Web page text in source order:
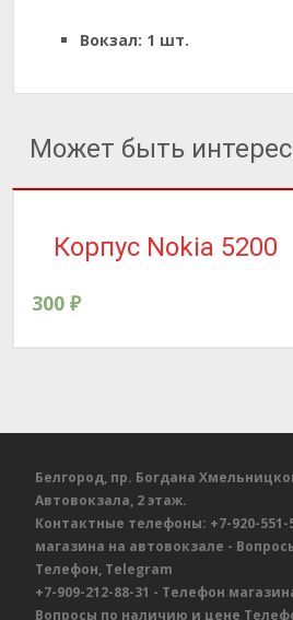
Вокзал: 1 шт.
Может быть
Корпус Nokia 5200
300 ₽
Белгород, пр. Богдана
Автовокзала, 2 этаж.
Контактные телефоны: +7-920-551-
магазина на автовокзале -
Телефон, Telegram
+7-909-212-88-31 - Телефон
Вопросы по наличию и цене